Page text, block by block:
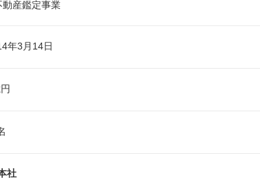
動産鑑定事業
年3月14日
社